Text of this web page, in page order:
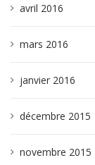
avril 2016
mars 2016
janvier 2016
décembre 2015
novembre 2015